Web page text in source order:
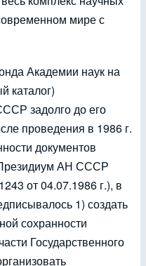
мире с
Академии наук на
каталог)
задолго до его
проведения в 1986 г.
документов
АН СССР
от 04.07.1986 г.), в
1) создать
сохранности
Государственного